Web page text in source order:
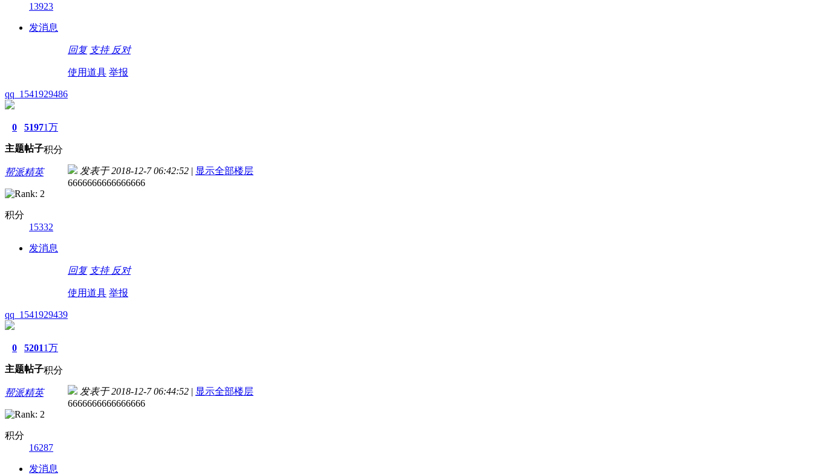
13923
发消息
回复 支持 反对
使用道具 举报
qq_1541929486
0
主题
5197
帖子
1万
积分
帮派精英
积分
15332
发消息
发表于 2018-12-7 06:42:52 | 显示全部楼层
6666666666666666
回复 支持 反对
使用道具 举报
qq_1541929439
0
主题
5201
帖子
1万
积分
帮派精英
积分
16287
发消息
发表于 2018-12-7 06:44:52 | 显示全部楼层
6666666666666666